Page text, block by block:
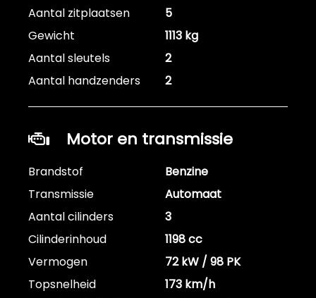
Aantal zitplaatsen
5
Gewicht
1113 kg
Aantal sleutels
2
Aantal handzenders
2
Motor en transmissie
Brandstof
Benzine
Transmissie
Automaat
Aantal cilinders
3
Cilinderinhoud
1198 cc
Vermogen
72 kW / 98 PK
Topsnelheid
173 km/h